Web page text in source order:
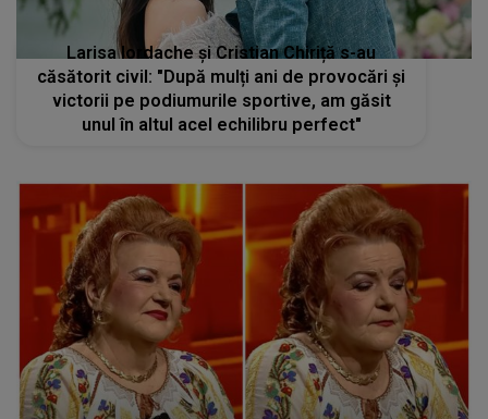
Larisa Iordache și Cristian Chiriță s-au
căsătorit civil: "După mulți ani de provocări și
victorii pe podiumurile sportive, am găsit
unul în altul acel echilibru perfect"